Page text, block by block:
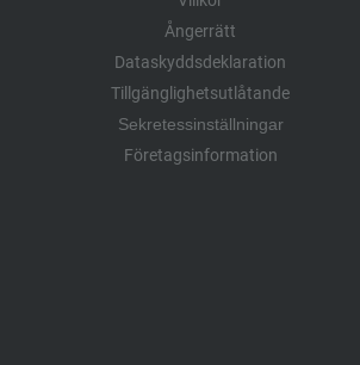
Ångerrätt
Dataskyddsdeklaration
Tillgänglighetsutlåtande
Sekretessinställningar
Företagsinformation